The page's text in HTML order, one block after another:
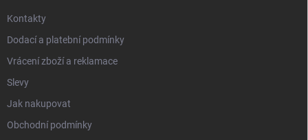
Kontakty
Dodací a platební podmínky
Vrácení zboží a reklamace
Slevy
Jak nakupovat
Obchodní podmínky